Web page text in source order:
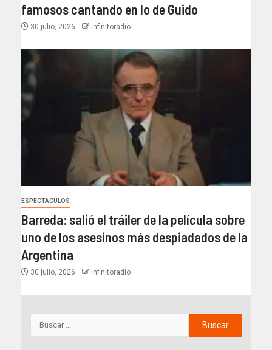
famosos cantando en lo de Guido
30 julio, 2026 infinitoradio
ESPECTACULOS
Barreda: salió el tráiler de la película sobre
uno de los asesinos más despiadados de la
Argentina
30 julio, 2026 infinitoradio